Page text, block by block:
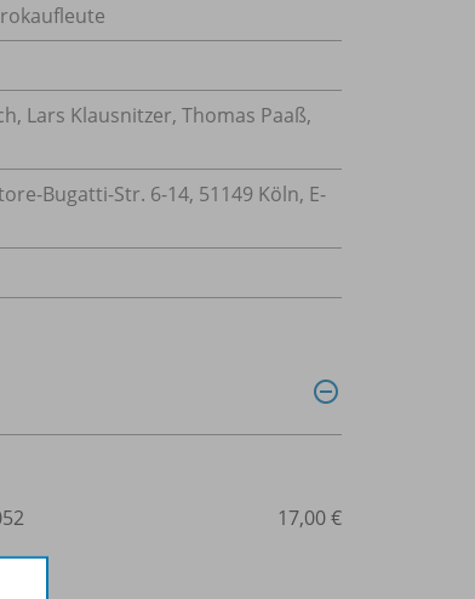
Lars Klausnitzer, Thomas Paaß,
Bugatti-Str. 6-14, 51149 Köln, E-
17,00 €